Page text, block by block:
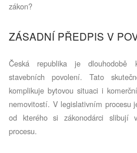
zákon?
ZÁSADNÍ PŘEDPIS V
Česká republika je dlouhodobě
stavebních povolení. Tato
komplikuje bytovou situaci i
nemovitostí. V legislativním procesu
od kterého si zákonodárci slibují
procesu.